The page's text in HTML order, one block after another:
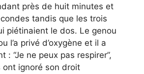
près de huit minutes et
tandis que les trois
piétinaient le dos. Le genou
l’a privé d’oxygène et il a
: “Je ne peux pas respirer”,
ont ignoré son droit